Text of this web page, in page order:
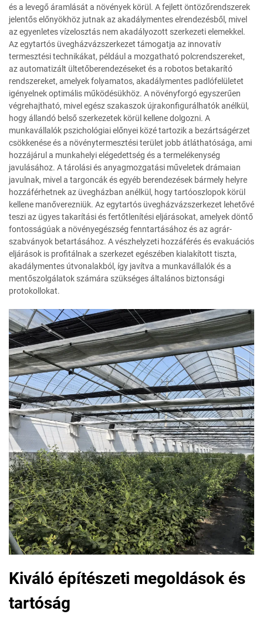
és a levegő áramlását a növények körül. A fejlett öntözőrendszerek
jelentős előnyökhöz jutnak az akadálymentes elrendezésből, mivel
az egyenletes vízelosztás nem akadályozott szerkezeti elemekkel.
Az egytartós üvegházvázszerkezet támogatja az innovatív
termesztési technikákat, például a mozgatható polcrendszereket,
az automatizált ültetőberendezéseket és a robotos betakarító
rendszereket, amelyek folyamatos, akadálymentes padlófelületet
igényelnek optimális működésükhöz. A növényforgó egyszerűen
végrehajtható, mivel egész szakaszok újrakonfigurálhatók anélkül,
hogy állandó belső szerkezetek körül kellene dolgozni. A
munkavállalók pszichológiai előnyei közé tartozik a bezártságérzet
csökkenése és a növénytermesztési terület jobb átláthatósága, ami
hozzájárul a munkahelyi elégedettség és a termelékenység
javulásához. A tárolási és anyagmozgatási műveletek drámaian
javulnak, mivel a targoncák és egyéb berendezések bármely helyre
hozzáférhetnek az üvegházban anélkül, hogy tartóoszlopok körül
kellene manőverezniük. Az egytartós üvegházvázszerkezet lehetővé
teszi az ügyes takarítási és fertőtlenítési eljárásokat, amelyek döntő
fontosságúak a növényegészség fenntartásához és az agrár-
szabványok betartásához. A vészhelyzeti hozzáférés és evakuációs
eljárások is profitálnak a szerkezet egészében kialakított tiszta,
akadálymentes útvonalakból, így javítva a munkavállalók és a
mentőszolgálatok számára szükséges általános biztonsági
protokollokat.
Kiváló építészeti megoldások és
tartóság